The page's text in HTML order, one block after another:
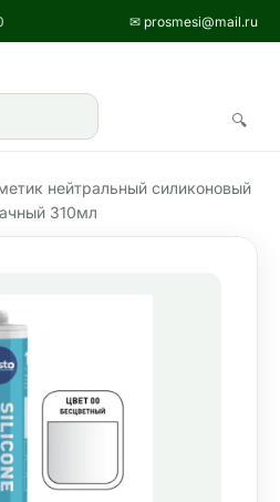
✉ prosmesi@mail.ru
🔍
нейтральный силиконовый
310мл